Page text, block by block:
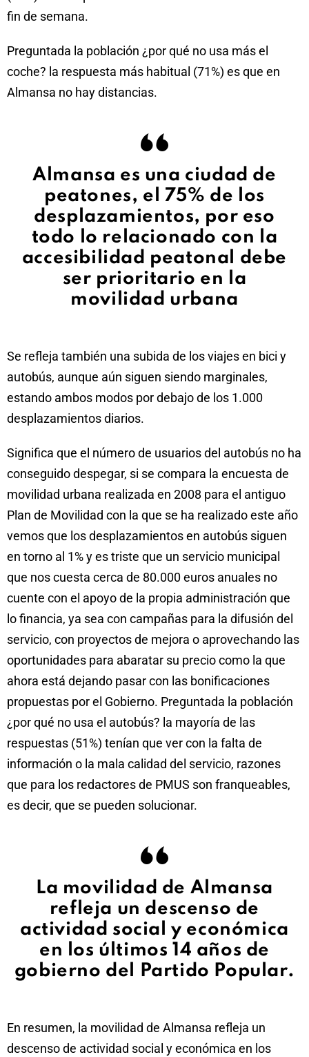
fin de semana.
Preguntada la población ¿por qué no usa más el
coche? la respuesta más habitual (71%) es que en
Almansa no hay distancias.
Almansa es una ciudad de
peatones, el 75% de los
desplazamientos, por eso
todo lo relacionado con la
accesibilidad peatonal debe
ser prioritario en la
movilidad urbana
Se refleja también una subida de los viajes en bici y
autobús, aunque aún siguen siendo marginales,
estando ambos modos por debajo de los 1.000
desplazamientos diarios.
Significa que el número de usuarios del autobús no ha
conseguido despegar, si se compara la encuesta de
movilidad urbana realizada en 2008 para el antiguo
Plan de Movilidad con la que se ha realizado este año
vemos que los desplazamientos en autobús siguen
en torno al 1% y es triste que un servicio municipal
que nos cuesta cerca de 80.000 euros anuales no
cuente con el apoyo de la propia administración que
lo financia, ya sea con campañas para la difusión del
servicio, con proyectos de mejora o aprovechando las
oportunidades para abaratar su precio como la que
ahora está dejando pasar con las bonificaciones
propuestas por el Gobierno. Preguntada la población
¿por qué no usa el autobús? la mayoría de las
respuestas (51%) tenían que ver con la falta de
información o la mala calidad del servicio, razones
que para los redactores de PMUS son franqueables,
es decir, que se pueden solucionar.
La movilidad de Almansa
refleja un descenso de
actividad social y económica
en los últimos 14 años de
gobierno del Partido Popular.
En resumen, la movilidad de Almansa refleja un
descenso de actividad social y económica en los